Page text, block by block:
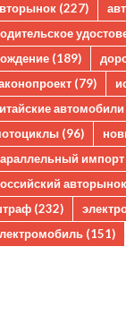
(227)
(189)
(79)
автомобили
(96)
импорт
авторынок
(232)
(151)